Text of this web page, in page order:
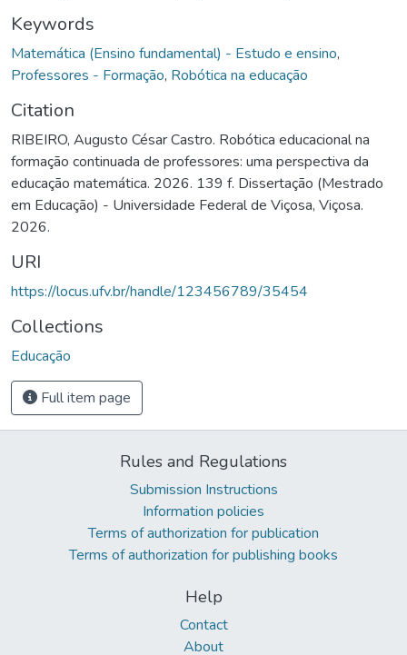
Keywords
Matemática (Ensino fundamental) - Estudo e ensino,
Professores - Formação, Robótica na educação
Citation
RIBEIRO, Augusto César Castro. Robótica educacional na
formação continuada de professores: uma perspectiva da
educação matemática. 2026. 139 f. Dissertação (Mestrado
em Educação) - Universidade Federal de Viçosa, Viçosa.
2026.
URI
https://locus.ufv.br/handle/123456789/35454
Collections
Educação
Full item page
Rules and Regulations
Submission Instructions
Information policies
Terms of authorization for publication
Terms of authorization for publishing books
Help
Contact
About